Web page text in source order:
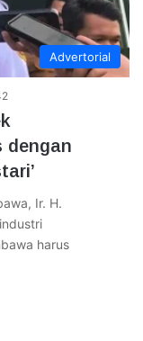
Advertorial
dengan
Ir. H.
harus